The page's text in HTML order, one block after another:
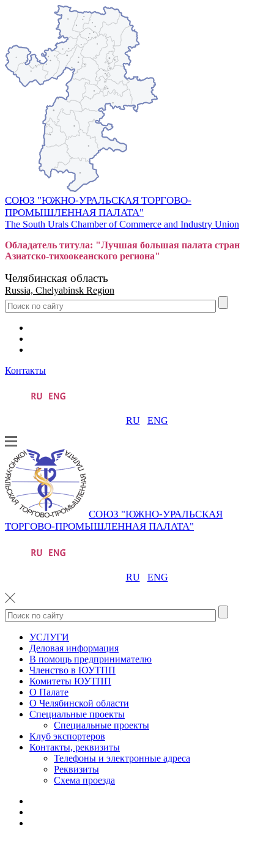
СОЮЗ "ЮЖНО-УРАЛЬСКАЯ ТОРГОВО-
ПРОМЫШЛЕННАЯ ПАЛАТА"
The South Urals Chamber of Commerce and Industry Union
Обладатель титула: "Лучшая большая палата стран
Азиатско-тихоокеанского региона"
Челябинская область
Russia, Chelyabinsk Region
Контакты
RU ENG
СОЮЗ "ЮЖНО-УРАЛЬСКАЯ
ТОРГОВО-ПРОМЫШЛЕННАЯ ПАЛАТА"
RU ENG
УСЛУГИ
Деловая информация
В помощь предпринимателю
Членство в ЮУТПП
Комитеты ЮУТПП
О Палате
О Челябинской области
Специальные проекты
Специальные проекты
Клуб экспортеров
Контакты, реквизиты
Телефоны и электронные адреса
Реквизиты
Схема проезда